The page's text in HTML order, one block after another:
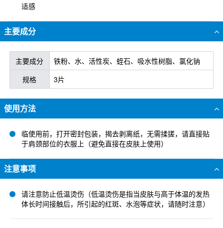
适感
主要成分
主要成分
铁粉、水、活性炭、蛭石、吸水性树脂、氯化钠
规格
3片
使用方法
临使用前，打开密封包装，揭去剥离纸，无需揉搓，请直接贴
于肩颈部位的衣服上（避免直接在皮肤上使用）
注意事项
请注意防止低温烫伤（低温烫伤是指当皮肤与高于体温的发热
体长时间接触后，所引起的红斑、水泡等症状，请随时注意）